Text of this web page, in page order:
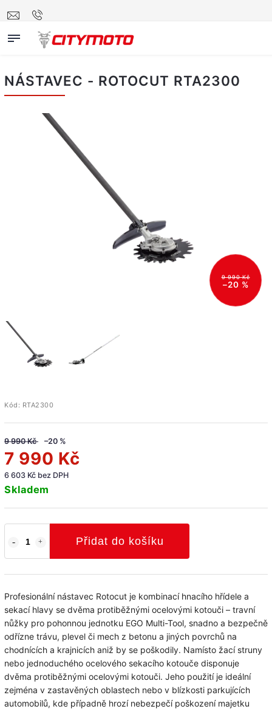
NÁSTAVEC - ROTOCUT RTA2300
9 990 Kč
–20 %
Kód: RTA2300
9 990 Kč –20 %
7 990 Kč
6 603 Kč bez DPH
Skladem
Přidat do košíku
Profesionální nástavec Rotocut je kombinací hnacího hřídele a
sekací hlavy se dvěma protiběžnými ocelovými kotouči – travní
nůžky pro pohonnou jednotku EGO Multi-Tool, snadno a bezpečně
odřízne trávu, plevel či mech z betonu a jiných povrchů na
chodnících a krajnicích aniž by se poškodily. Namísto žací struny
nebo jednoduchého ocelového sekacího kotouče disponuje
dvěma protiběžnými ocelovými kotouči. Jeho použití je ideální
zejména v zastavěných oblastech nebo v blízkosti parkujících
automobilů, kde případně hrozí nebezpečí poškození majetku